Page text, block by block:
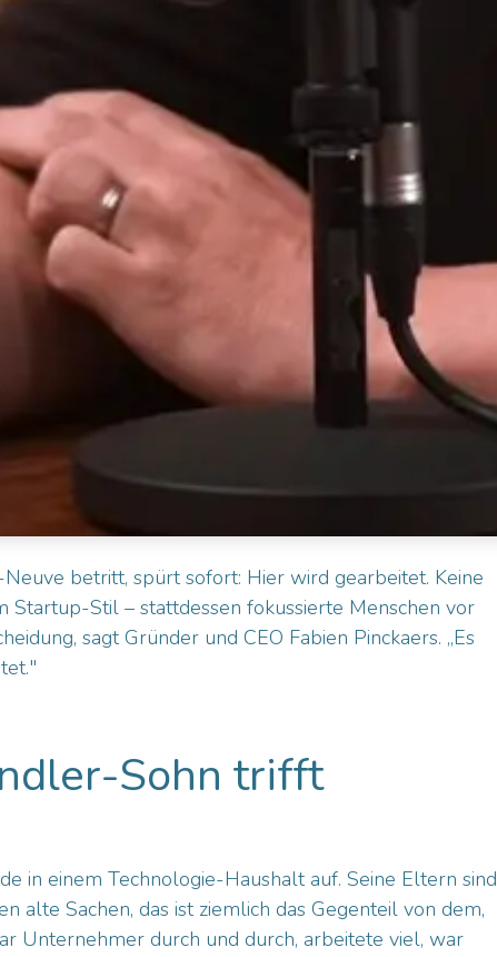
betritt, spürt sofort: Hier wird gearbeitet. Keine
Startup-Stil – stattdessen fokussierte Menschen vor
sagt Gründer und CEO Fabien Pinckaers. „Es
Sohn trifft
in einem Technologie-Haushalt auf. Seine Eltern sind
alte Sachen, das ist ziemlich das Gegenteil von dem,
Unternehmer durch und durch, arbeitete viel, war